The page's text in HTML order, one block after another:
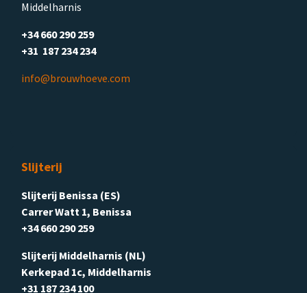
Middelharnis
+34 660 290 259
+31 187 234 234
info@brouwhoeve.com
Slijterij
Slijterij Benissa (ES)
Carrer Watt 1, Benissa
+34 660 290 259
Slijterij Middelharnis (NL)
Kerkepad 1c, Middelharnis
+31 187 234 100